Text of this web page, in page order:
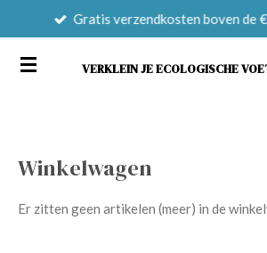
naar
VERKLEIN JE ECOLOGISCHE
Gratis verzendkosten boven de
Winkelwagen
Er zitten geen artikelen (meer) in de